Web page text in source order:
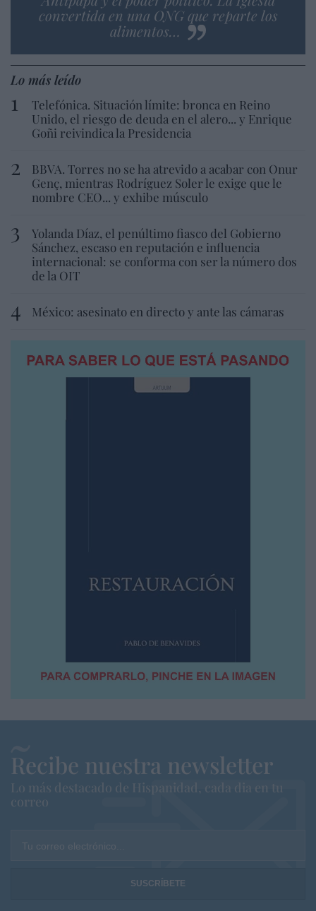
convertida en una ONG que reparte los
alimentos…
Lo más leído
Telefónica. Situación límite: bronca en Reino
Unido, el riesgo de deuda en el alero... y Enrique
Goñi reivindica la Presidencia
BBVA. Torres no se ha atrevido a acabar con Onur
Genç, mientras Rodríguez Soler le exige que le
nombre CEO... y exhibe músculo
Yolanda Díaz, el penúltimo fiasco del Gobierno
Sánchez, escaso en reputación e influencia
internacional: se conforma con ser la número dos
de la OIT
México: asesinato en directo y ante las cámaras
Recibe nuestra newsletter
Lo más destacado de Hispanidad, cada dia en tu
correo
Tu correo electrónico...